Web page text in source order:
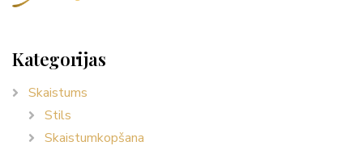
Kategorijas
Skaistums
Stils
Skaistumkopšana